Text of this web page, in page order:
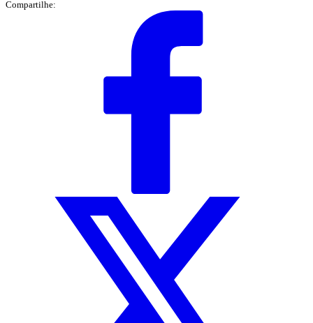
Compartilhe: